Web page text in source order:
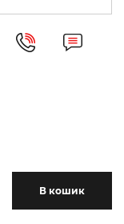
В кошик